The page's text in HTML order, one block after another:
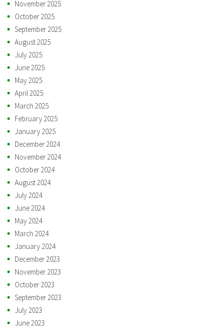
November 2025
October 2025
September 2025
August 2025
July 2025
June 2025
May 2025
April 2025
March 2025
February 2025
January 2025
December 2024
November 2024
October 2024
August 2024
July 2024
June 2024
May 2024
March 2024
January 2024
December 2023
November 2023
October 2023
September 2023
July 2023
June 2023